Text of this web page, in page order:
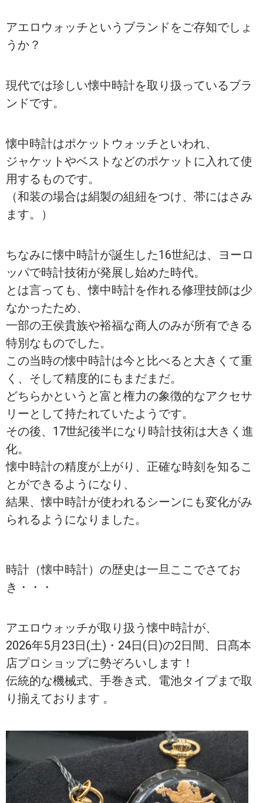
アエロウォッチというブランドをご存知でしょ
うか？
現代では珍しい懐中時計を取り扱っているブラ
ンドです。
懐中時計はポケットウォッチといわれ、
ジャケットやベストなどのポケットに入れて使
用するものです。
（和装の場合は絹製の組紐をつけ、帯にはさみ
ます。）
ちなみに懐中時計が誕生した16世紀は、ヨーロ
ッパで時計技術が発展し始めた時代。
とは言っても、懐中時計を作れる修理技師は少
なかったため、
一部の王侯貴族や裕福な商人のみが所有できる
特別なものでした。
この当時の懐中時計は今と比べると大きくて重
く、そして精度的にもまだまだ。
どちらかというと富と権力の象徴的なアクセサ
リーとして持たれていたようです。
その後、17世紀後半になり時計技術は大きく進
化。
懐中時計の精度が上がり、正確な時刻を知るこ
とができるようになり、
結果、懐中時計が使われるシーンにも変化がみ
られるようになりました。
時計（懐中時計）の歴史は一旦ここでさてお
き・・・
アエロウォッチが取り扱う懐中時計が、
2026年5月23日(土)・24日(日)の2日間、日髙本
店プロショップに勢ぞろいします！
伝統的な機械式、手巻き式、電池タイプまで取
り揃えております 。